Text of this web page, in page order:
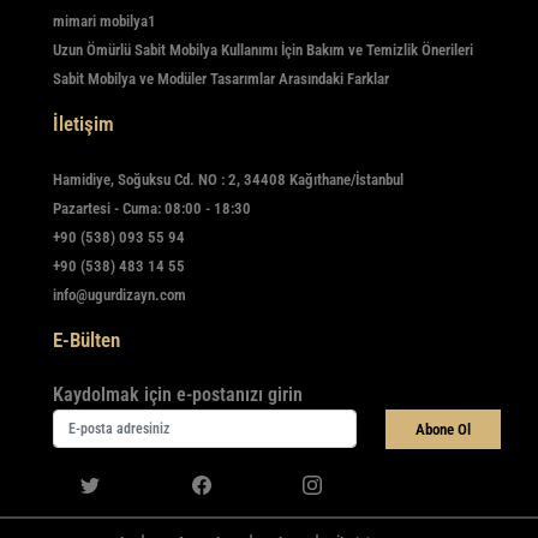
mimari mobilya1
Uzun Ömürlü Sabit Mobilya Kullanımı İçin Bakım ve Temizlik Önerileri
Sabit Mobilya ve Modüler Tasarımlar Arasındaki Farklar
İletişim
Hamidiye, Soğuksu Cd. NO : 2, 34408 Kağıthane/İstanbul
Pazartesi - Cuma: 08:00 - 18:30
+90 (538) 093 55 94
+90 (538) 483 14 55
info@ugurdizayn.com
E-Bülten
Kaydolmak için e-postanızı girin
Abone Ol